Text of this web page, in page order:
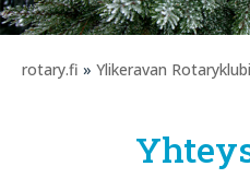
rotary.fi » Ylikeravan Rotaryklubi